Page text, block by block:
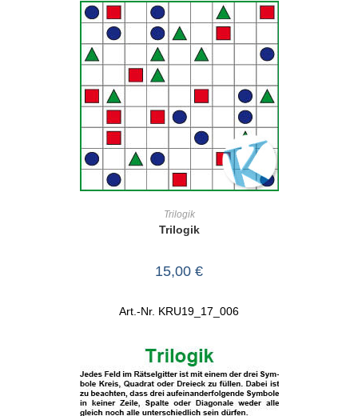
Trilogik
Trilogik
15,00 €
Art.-Nr. KRU19_17_006